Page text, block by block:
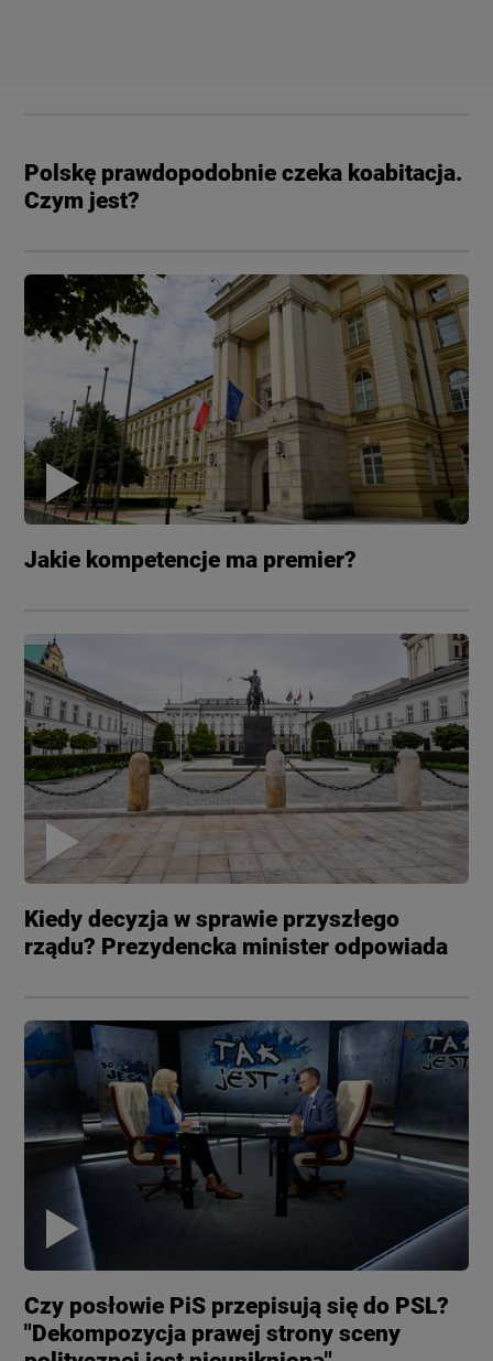
Polskę prawdopodobnie czeka koabitacja.
Czym jest?
Jakie kompetencje ma premier?
Kiedy decyzja w sprawie przyszłego
rządu? Prezydencka minister odpowiada
Czy posłowie PiS przepisują się do PSL?
"Dekompozycja prawej strony sceny